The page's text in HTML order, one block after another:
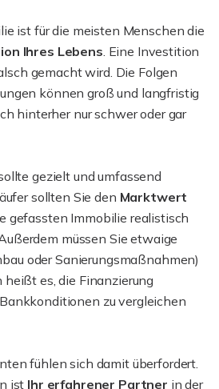
ist für die meisten Menschen die
Ihres Lebens. Eine Investition
gemacht wird. Die Folgen
können groß und langfristig
hinterher nur schwer oder gar
gezielt und umfassend
sollten Sie den Marktwert
gefassten Immobilie realistisch
müssen Sie etwaige
oder Sanierungsmaßnahmen)
es, die Finanzierung
zu vergleichen
fühlen sich damit überfordert.
ist Ihr erfahrener Partner in der